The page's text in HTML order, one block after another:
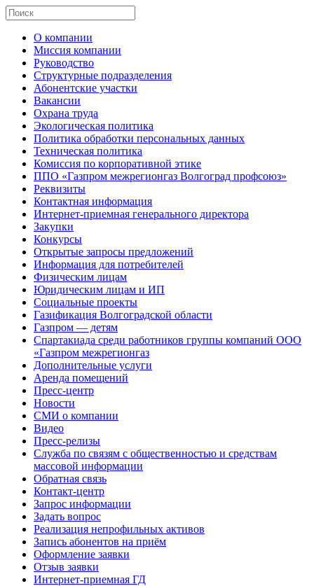
О компании
Миссия компании
Руководство
Структурные подразделения
Абонентские участки
Вакансии
Охрана труда
Экологическая политика
Политика обработки персональных данных
Техническая политика
Комиссия по корпоративной этике
ППО «Газпром межрегионгаз Волгоград профсоюз»
Реквизиты
Контактная информация
Интернет-приемная генерального директора
Закупки
Конкурсы
Открытые запросы предложений
Информация для потребителей
Физическим лицам
Юридическим лицам и ИП
Социальные проекты
Газификация Волгоградской области
Газпром — детям
Спартакиада среди работников группы компаний ООО
«Газпром межрегионгаз
Дополнительные услуги
Аренда помещений
Пресс-центр
Новости
СМИ о компании
Видео
Пресс-релизы
Служба по связям с общественностью и средствам
массовой информации
Обратная связь
Контакт-центр
Запрос информации
Задать вопрос
Реализация непрофильных активов
Запись абонентов на приём
Оформление заявки
Отзыв заявки
Интернет-приемная ГД